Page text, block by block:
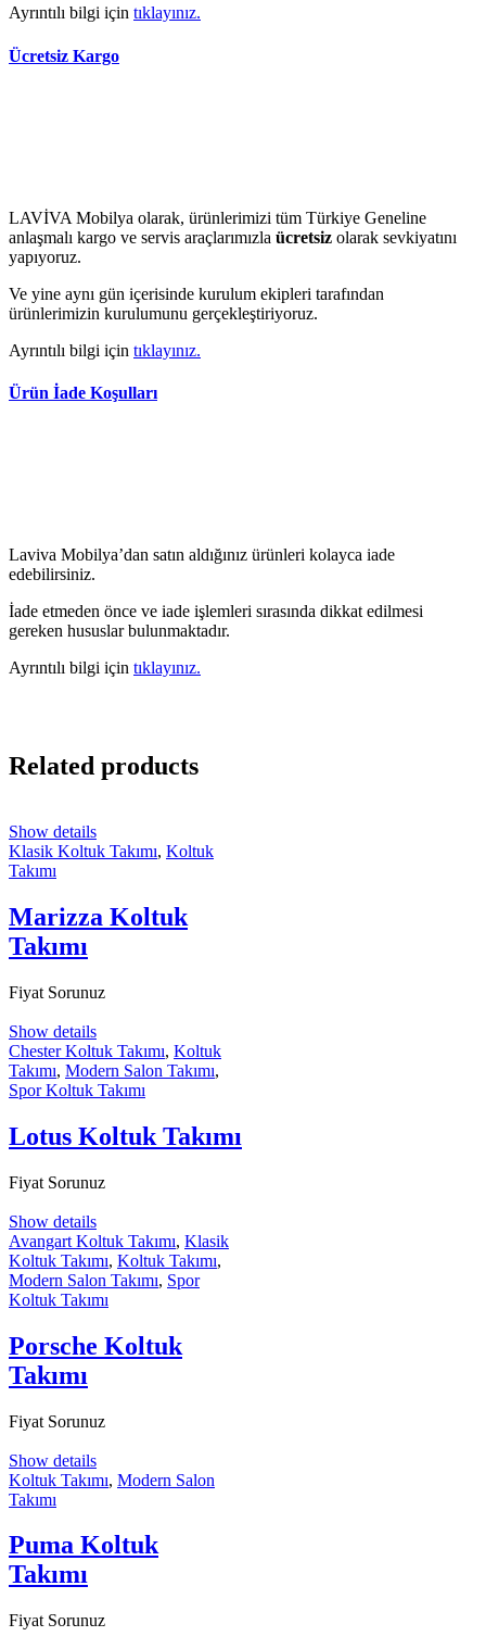
Ayrıntılı bilgi için tıklayınız.
Ücretsiz Kargo
LAVİVA Mobilya olarak, ürünlerimizi tüm Türkiye Geneline
anlaşmalı kargo ve servis araçlarımızla ücretsiz olarak sevkiyatını
yapıyoruz.
Ve yine aynı gün içerisinde kurulum ekipleri tarafından
ürünlerimizin kurulumunu gerçekleştiriyoruz.
Ayrıntılı bilgi için tıklayınız.
Ürün İade Koşulları
Laviva Mobilya’dan satın aldığınız ürünleri kolayca iade
edebilirsiniz.
İade etmeden önce ve iade işlemleri sırasında dikkat edilmesi
gereken hususlar bulunmaktadır.
Ayrıntılı bilgi için tıklayınız.
Related products
Show details
Klasik Koltuk Takımı, Koltuk
Takımı
Marizza Koltuk
Takımı
Fiyat Sorunuz
Show details
Chester Koltuk Takımı, Koltuk
Takımı, Modern Salon Takımı,
Spor Koltuk Takımı
Lotus Koltuk Takımı
Fiyat Sorunuz
Show details
Avangart Koltuk Takımı, Klasik
Koltuk Takımı, Koltuk Takımı,
Modern Salon Takımı, Spor
Koltuk Takımı
Porsche Koltuk
Takımı
Fiyat Sorunuz
Show details
Koltuk Takımı, Modern Salon
Takımı
Puma Koltuk
Takımı
Fiyat Sorunuz